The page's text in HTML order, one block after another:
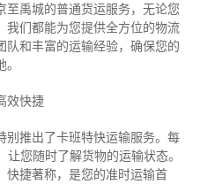
至禹城的普通货运服务，无论您
我们都能为您提供全方位的物流
队和丰富的运输经验，确保您的
效快捷
别推出了卡班特快运输服务。每
您随时了解货物的运输状态。
快捷著称，是您的准时运输首